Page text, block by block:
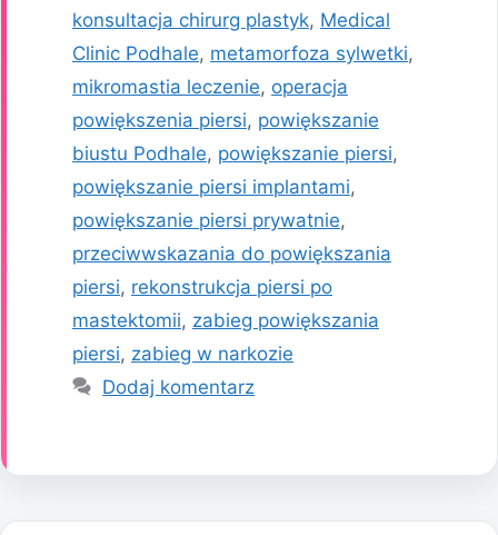
konsultacja chirurg plastyk, Medical
Clinic Podhale, metamorfoza sylwetki,
mikromastia leczenie, operacja
powiększenia piersi, powiększanie
biustu Podhale, powiększanie piersi,
powiększanie piersi implantami,
powiększanie piersi prywatnie,
przeciwwskazania do powiększania
piersi, rekonstrukcja piersi po
mastektomii, zabieg powiększania
piersi, zabieg w narkozie
Dodaj komentarz